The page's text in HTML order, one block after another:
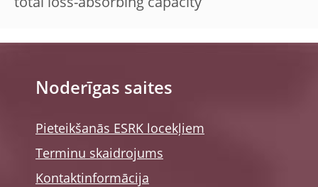
total loss-absorbing capacity
Noderīgas saites
Pieteikšanās ESRK locekļiem
Terminu skaidrojums
Kontaktinformācija